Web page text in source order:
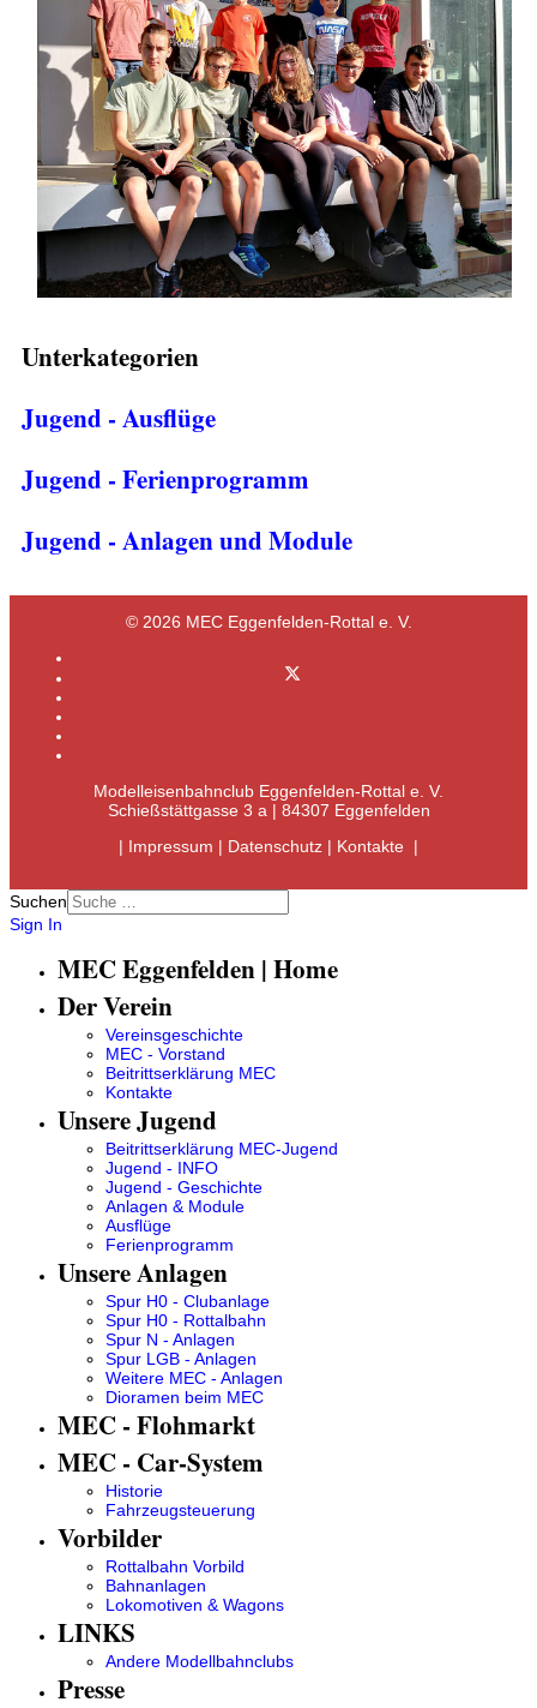
Unterkategorien
Jugend - Ausflüge
Jugend - Ferienprogramm
Jugend - Anlagen und Module
© 2026 MEC Eggenfelden-Rottal e. V.
Modelleisenbahnclub Eggenfelden-Rottal e. V.
Schießstättgasse 3 a | 84307 Eggenfelden
| Impressum | Datenschutz | Kontakte |
Suchen
Sign In
MEC Eggenfelden | Home
Der Verein
Vereinsgeschichte
MEC - Vorstand
Beitrittserklärung MEC
Kontakte
Unsere Jugend
Beitrittserklärung MEC-Jugend
Jugend - INFO
Jugend - Geschichte
Anlagen & Module
Ausflüge
Ferienprogramm
Unsere Anlagen
Spur H0 - Clubanlage
Spur H0 - Rottalbahn
Spur N - Anlagen
Spur LGB - Anlagen
Weitere MEC - Anlagen
Dioramen beim MEC
MEC - Flohmarkt
MEC - Car-System
Historie
Fahrzeugsteuerung
Vorbilder
Rottalbahn Vorbild
Bahnanlagen
Lokomotiven & Wagons
LINKS
Andere Modellbahnclubs
Presse